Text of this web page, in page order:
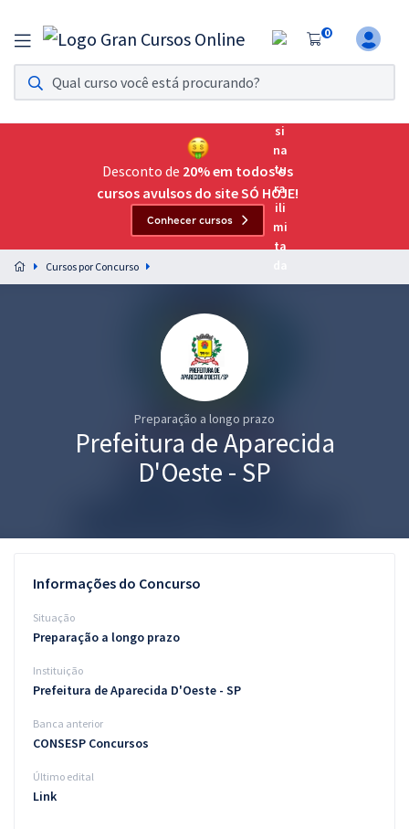
0
Assinatura Ilimitada 11
Acesso a todos os cursos. Teste grátis por 7 dias!
Assinatura OAB Até Passar
Acesso ilimitado a toda preparação para o Exame da
Preparação completa e intensiva para as principais
residências em saúde do Brasil
Conteúdo gratuito
Blog
Desconto de 20% em todos os
cursos avulsos do site SÓ HOJE!
Conhecer cursos
Cursos por Concurso
Preparação a longo prazo
Prefeitura de Aparecida
D'Oeste - SP
Informações do Concurso
Situação
Preparação a longo prazo
Instituição
Prefeitura de Aparecida D'Oeste - SP
Banca anterior
CONSESP Concursos
Último edital
Link